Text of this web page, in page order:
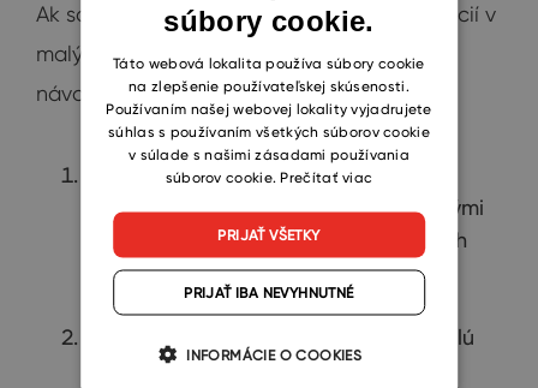
Ak sa chcete vyhnúť bežným úskalím migrácií v
malých podnikoch, postupujte podľa tohto
návodu:
Audit pred sťahovaním:Nemigrujte
"mŕtve leady" alebo kontakty, s ktorými
ste nehovorili tri roky. Väčšina malých
podnikov zistí, že v skutočnosti
potrebuje len 40 % starých dát.
Nikdy nezmigrujte celú
databázu naraz. Najprv presuňte 50
SLOVAK
súbory cookie.
Táto webová lokalita používa súbory cookie
na zlepšenie používateľskej skúsenosti.
Používaním našej webovej lokality vyjadrujete
súhlas s používaním všetkých súborov cookie
v súlade s našimi zásadami používania
súborov cookie. Prečítať viac
PRIJAŤ VŠETKY
PRIJAŤ IBA NEVYHNUTNÉ
INFORMÁCIE O COOKIES